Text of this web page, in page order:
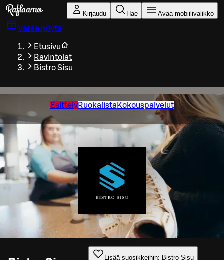
Siirry pääsisältöön
Kirjaudu Hae Avaa mobiilivalikko
Varaa pöytä
Etusivu
Ravintolat
Bistro Sisu
EsittelyRuokalista Kokouspalvelut
Lisää suosikkeihin: Bistro Sisu